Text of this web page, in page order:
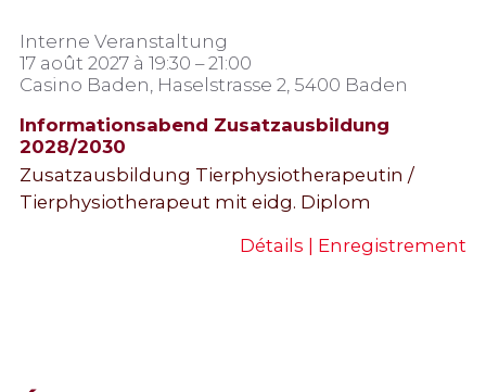
Interne Veranstaltung
17 août 2027 à 19:30 – 21:00
Casino Baden, Haselstrasse 2, 5400 Baden
Informationsabend Zusatzausbildung
2028/2030
Zusatzausbildung Tierphysiotherapeutin /
Tierphysiotherapeut mit eidg. Diplom
Détails | Enregistrement